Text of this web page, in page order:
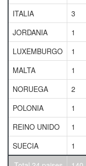
ITALIA
3
JORDANIA
1
LUXEMBURGO
1
MALTA
1
NORUEGA
2
POLONIA
1
REINO UNIDO
1
SUECIA
1